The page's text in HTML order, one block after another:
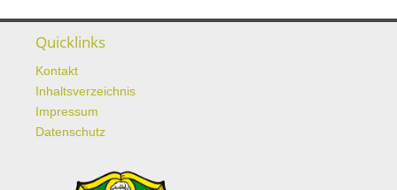
Quicklinks
Kontakt
Inhaltsverzeichnis
Impressum
Datenschutz